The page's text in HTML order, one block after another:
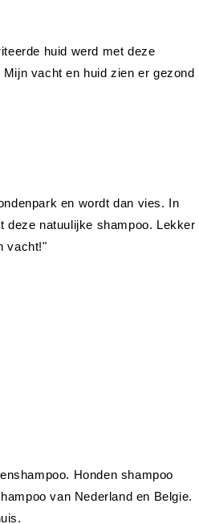
huid werd met deze
vacht en huid zien er gezond
en wordt dan vies. In
deze natuulijke shampoo. Lekker
vacht!"